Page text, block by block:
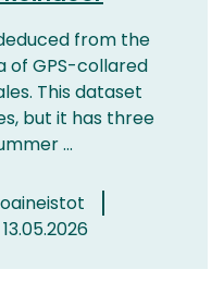
from the
of GPS-collared
This dataset
but it has three
...